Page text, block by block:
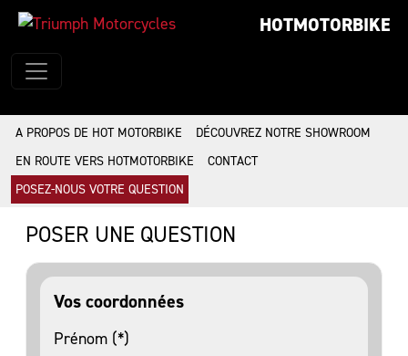
HOTMOTORBIKE
A PROPOS DE HOT MOTORBIKE
DÉCOUVREZ NOTRE SHOWROOM
EN ROUTE VERS HOTMOTORBIKE
CONTACT
POSEZ-NOUS VOTRE QUESTION
POSER UNE QUESTION
Vos coordonnées
Prénom (*)